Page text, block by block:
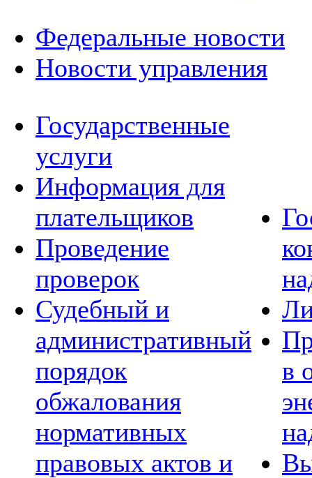
Федеральные новости
Новости управления
Государственные
услуги
Информация для
плательщиков
Проведение
проверок
Судебный и
административный
порядок
обжалования
нормативных
правовых актов и
в